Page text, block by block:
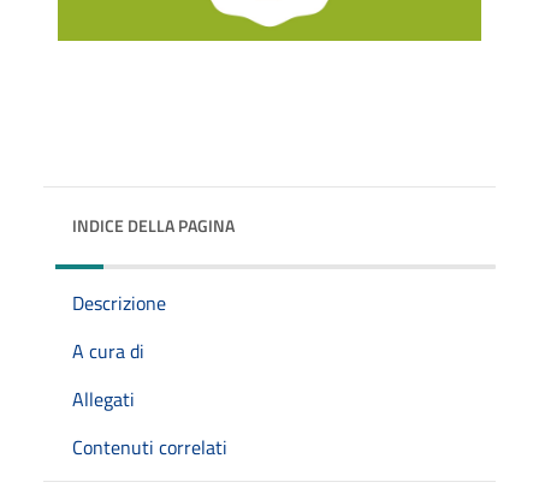
INDICE DELLA PAGINA
Descrizione
A cura di
Allegati
Contenuti correlati